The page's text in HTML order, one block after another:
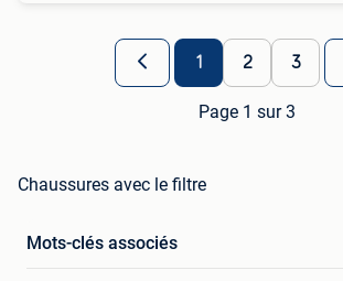
1 2 3
Page 1 sur 3
Chaussures avec le filtre
Mots-clés associés